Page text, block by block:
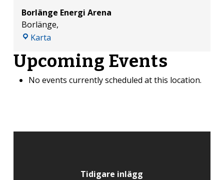
Borlänge Energi Arena
Borlänge,
KartaBorlänge
Arena
Upcoming Events
No events currently scheduled at this location.
Tidigare inlägg